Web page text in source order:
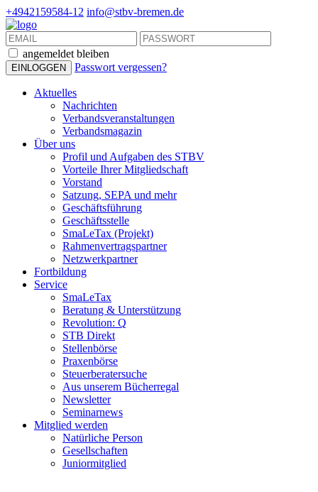
+4942159584-12 info@stbv-bremen.de
angemeldet bleiben
Passwort vergessen?
Aktuelles
Nachrichten
Verbandsveranstaltungen
Verbandsmagazin
Über uns
Profil und Aufgaben des STBV
Vorteile Ihrer Mitgliedschaft
Vorstand
Satzung, SEPA und mehr
Geschäftsführung
Geschäftsstelle
SmaLeTax (Projekt)
Rahmenvertragspartner
Netzwerkpartner
Fortbildung
Service
SmaLeTax
Beratung & Unterstützung
Revolution: Q
STB Direkt
Stellenbörse
Praxenbörse
Steuerberatersuche
Aus unserem Bücherregal
Newsletter
Seminarnews
Mitglied werden
Natürliche Person
Gesellschaften
Juniormitglied